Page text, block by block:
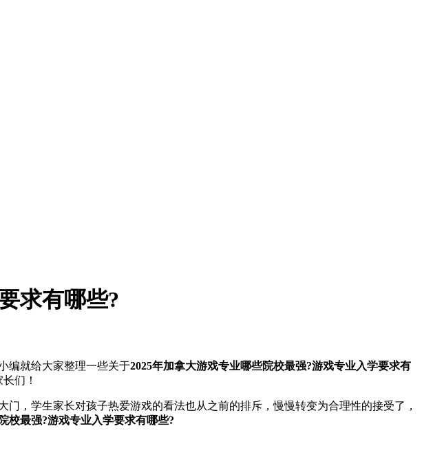
求有哪些?
编就给大家整理一些关于2025年加拿大游戏专业哪些院校最强?游戏专业入学要求有
们！
学生家长对孩子热爱游戏的看法也从之前的排斥，慢慢转变为合理性的接受了，
校最强?游戏专业入学要求有哪些?